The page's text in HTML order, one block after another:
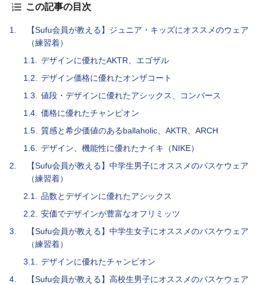
この記事の目次
1.
【Sufu会員が教える】ジュニア・キッズにオススメのウェア
（練習着）
1.1.
デザインに優れたAKTR、エゴザル
1.2.
デザイン価格に優れたオンザコート
1.3.
値段・デザインに優れたアシックス、コンバース
1.4.
価格に優れたチャンピオン
1.5.
質感と希少価値のあるballaholic、AKTR、ARCH
1.6.
デザイン、機能性に優れたナイキ（NIKE）
2.
【Sufu会員が教える】中学生男子にオススメのバスケウェア
（練習着）
2.1.
品数とデザインに優れたアシックス
2.2.
安価でデザインが豊富なオフリミッツ
3.
【Sufu会員が教える】中学生女子にオススメのバスケウェア
（練習着）
3.1.
デザインに優れたチャンピオン
4.
【Sufu会員が教える】高校生男子にオススメのバスケウェア